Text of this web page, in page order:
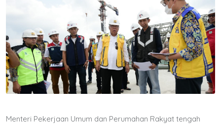
Menteri Pekerjaan Umum dan Perumahan Rakyat tengah